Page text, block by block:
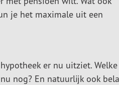
je het maximale uit een
er nu uitziet.
nog? En natuurlijk ook